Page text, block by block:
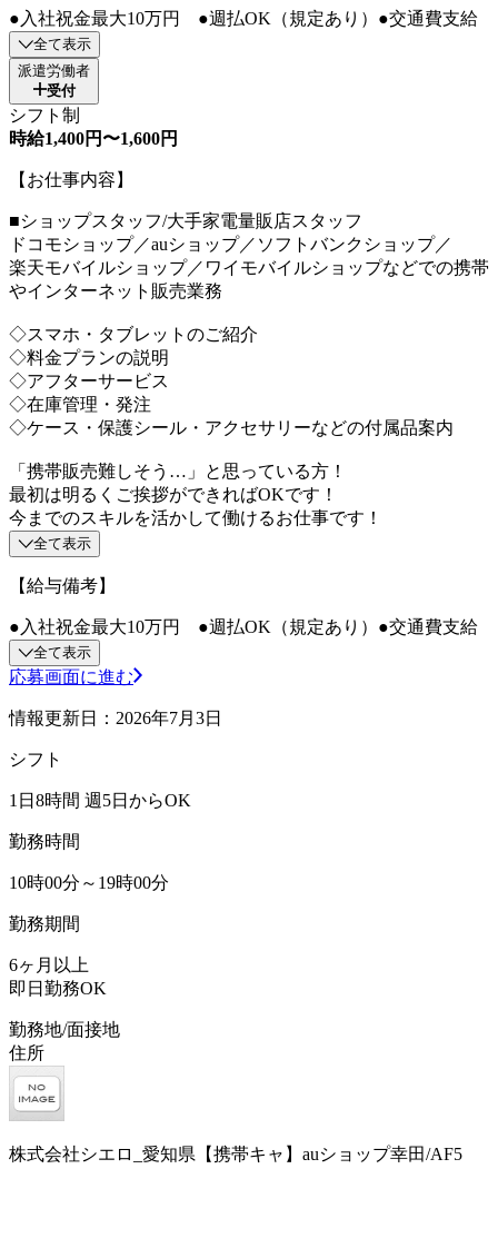
●入社祝金最大10万円 ●週払OK（規定あり）●交通費支給
全て表示
派遣労働者
受付
シフト制
時給1,400円〜1,600円
【お仕事内容】
■ショップスタッフ/大手家電量販店スタッフ
ドコモショップ／auショップ／ソフトバンクショップ／
楽天モバイルショップ／ワイモバイルショップなどでの携帯
やインターネット販売業務
◇スマホ・タブレットのご紹介
◇料金プランの説明
◇アフターサービス
◇在庫管理・発注
◇ケース・保護シール・アクセサリーなどの付属品案内
「携帯販売難しそう…」と思っている方！
最初は明るくご挨拶ができればOKです！
今までのスキルを活かして働けるお仕事です！
全て表示
【給与備考】
●入社祝金最大10万円 ●週払OK（規定あり）●交通費支給
全て表示
応募画面に進む
情報更新日：2026年7月3日
シフト
1日8時間 週5日からOK
勤務時間
10時00分～19時00分
勤務期間
6ヶ月以上
即日勤務OK
勤務地/面接地
住所
株式会社シエロ_愛知県【携帯キャ】auショップ幸田/AF5